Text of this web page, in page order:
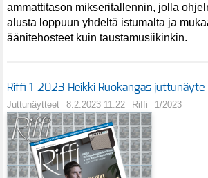
ammattitason mikseritallennin, jolla
alusta loppuun yhdeltä istumalta ja
äänitehosteet kuin taustamusiikinkin.
Riffi 1-2023 Heikki Ruokangas juttunäyte
Juttunäytteet 8.2.2023 11:22 Riffi 1/2023